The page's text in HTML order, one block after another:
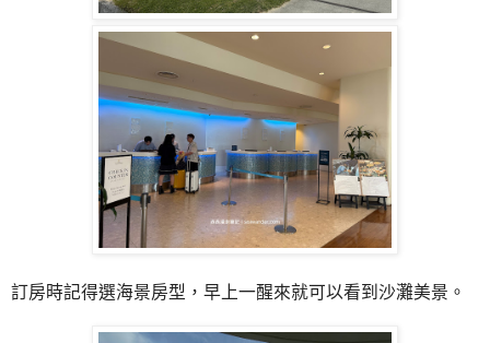
訂房時記得選海景房型，早上一醒來就可以看到沙灘美景。